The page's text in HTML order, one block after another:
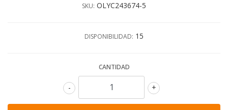
SKU: OLYC243674-5
DISPONIBILIDAD: 15
CANTIDAD
+
-